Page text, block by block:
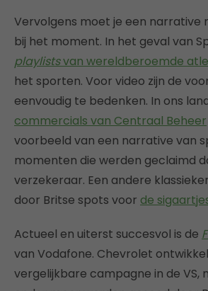
Vervolgens moet je een narrative
bij het moment. In het geval van
playlistsvan wereldberoemde
het sporten. Voor video zijn de
eenvoudig te bedenken. In ons
commercials van Centraal Beheer
voorbeeld van een narrative van
momenten die werden geclaimd
verzekeraar. Een andere
door Britse spots voor de
Actueel en uiterst succesvol is de
van Vodafone. Chevrolet
vergelijkbare campagne in de VS,